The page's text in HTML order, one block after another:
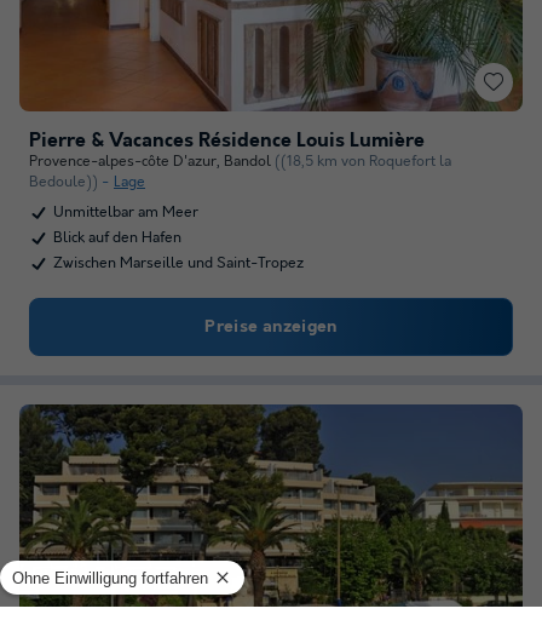
Pierre & Vacances Résidence Louis Lumière
Provence-alpes-côte D'azur, Bandol ((18,5 km von Roquefort la
Bedoule))
Lage
Unmittelbar am Meer
Blick auf den Hafen
Zwischen Marseille und Saint-Tropez
Preise anzeigen